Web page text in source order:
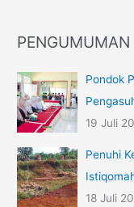
PENGUMUMAN
Pondok
19 Juli
Penuhi
18 Juli